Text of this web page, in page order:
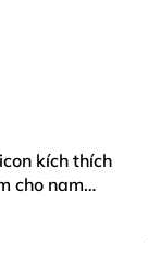
kích thích
cho nam